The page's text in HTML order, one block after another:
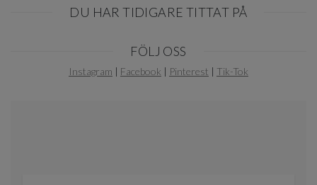
DU HAR TIDIGARE TITTAT PÅ
FÖLJ OSS
Instagram | Facebook | Pinterest | Tik-Tok